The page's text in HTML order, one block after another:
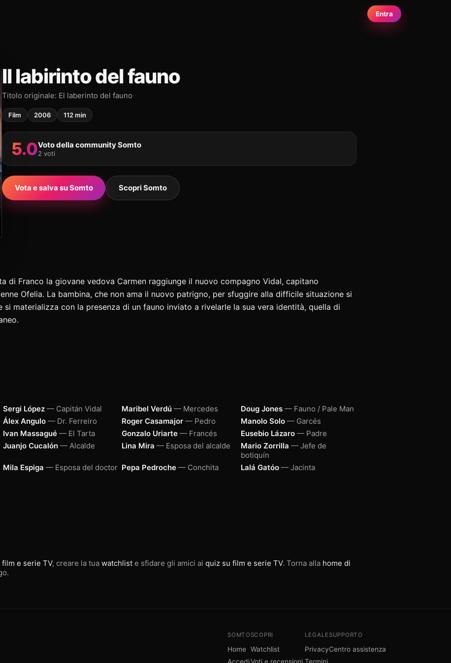
Entra
Il labirinto del fauno
Titolo originale: El laberinto del fauno
Film 2006 112 min
5.0Voto della community Somto
2 voti
Vota e salva su Somto Scopri Somto
di Franco la giovane vedova Carmen raggiunge il nuovo compagno Vidal, capitano
Ofelia. La bambina, che non ama il nuovo patrigno, per sfuggire alla difficile situazione si
materializza con la presenza di un fauno inviato a rivelarle la sua vera identità, quella di
Sergi López — Capitán Vidal Maribel Verdú — Mercedes Doug Jones — Fauno / Pale Man
Álex Angulo — Dr. Ferreiro Roger Casamajor — Pedro Manolo Solo — Garcés
Ivan Massagué — El Tarta Gonzalo Uriarte — Francés Eusebio Lázaro — Padre
Juanjo Cucalón — Alcalde Lina Mira — Esposa del alcalde Mario Zorrilla — Jefe de
botiquín
Mila Espiga — Esposa del doctor Pepa Pedroche — Conchita Lalá Gatóo — Jacinta
e serie TV, creare la tua watchlist e sfidare gli amici ai quiz su film e serie TV. Torna alla home di
SOMTO
Home
Accedi
SCOPRI
Watchlist
Voti e recensioni
LEGALE
Privacy
Termini
SUPPORTO
Centro assistenza